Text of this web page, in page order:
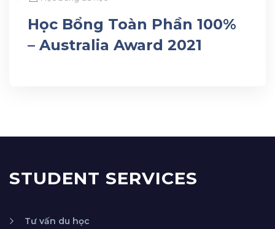
Học Bổng Toàn Phần 100%
– Australia Award 2021
STUDENT SERVICES
Tư vấn du học